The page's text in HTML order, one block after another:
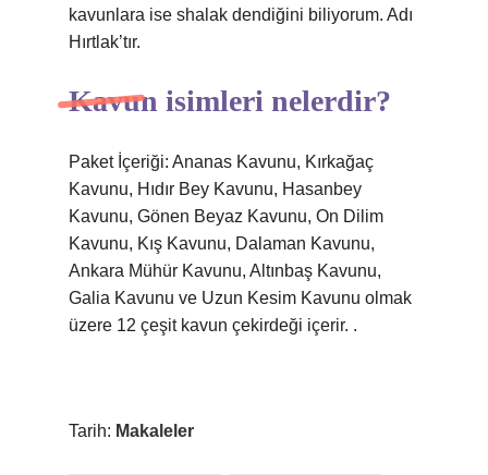
kavunlara ise shalak dendiğini biliyorum. Adı
Hırtlak’tır.
Kavun isimleri nelerdir?
Paket İçeriği: Ananas Kavunu, Kırkağaç
Kavunu, Hıdır Bey Kavunu, Hasanbey
Kavunu, Gönen Beyaz Kavunu, On Dilim
Kavunu, Kış Kavunu, Dalaman Kavunu,
Ankara Mühür Kavunu, Altınbaş Kavunu,
Galia Kavunu ve Uzun Kesim Kavunu olmak
üzere 12 çeşit kavun çekirdeği içerir. .
Tarih: Makaleler